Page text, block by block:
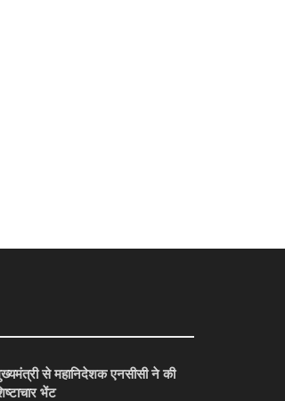
से महानिदेशक एनसीसी ने की
भेंट